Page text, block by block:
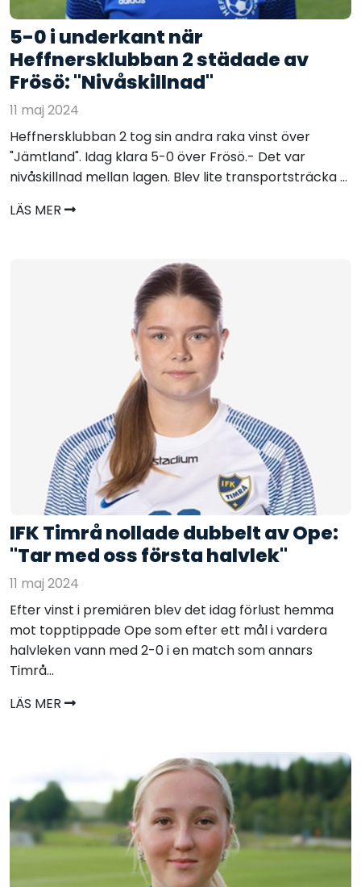
5-0 i underkant när
Heffnersklubban 2 städade av
Frösö: "Nivåskillnad"
11 maj 2024
Heffnersklubban 2 tog sin andra raka vinst över
"Jämtland". Idag klara 5-0 över Frösö.- Det var
nivåskillnad mellan lagen. Blev lite transportsträcka ...
LÄS MER
IFK Timrå nollade dubbelt av Ope:
"Tar med oss första halvlek"
11 maj 2024
Efter vinst i premiären blev det idag förlust hemma
mot topptippade Ope som efter ett mål i vardera
halvleken vann med 2-0 i en match som annars
Timrå...
LÄS MER